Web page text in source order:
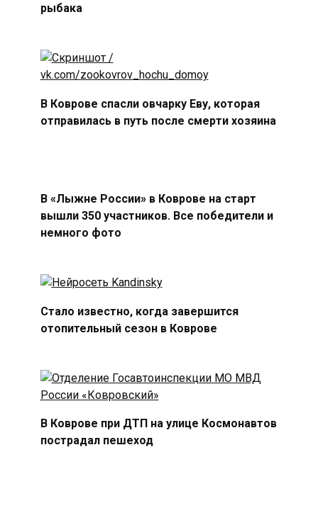
рыбака
В Коврове спасли овчарку Еву, которая
отправилась в путь после смерти хозяина
В «Лыжне России» в Коврове на старт
вышли 350 участников. Все победители и
немного фото
Стало известно, когда завершится
отопительный сезон в Коврове
В Коврове при ДТП на улице Космонавтов
пострадал пешеход